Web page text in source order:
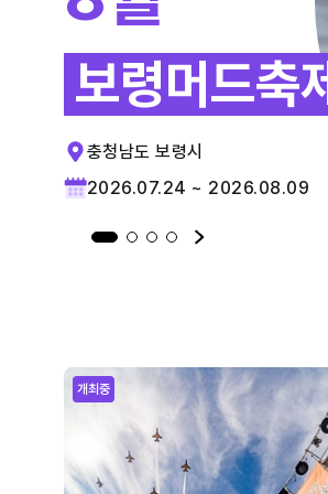
보령머드축
충청남도 보령시
2026.07.24 ~ 2026.08.09
개최중